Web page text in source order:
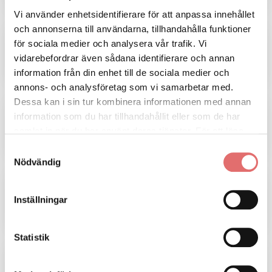
Vi använder enhetsidentifierare för att anpassa innehållet
och annonserna till användarna, tillhandahålla funktioner
för sociala medier och analysera vår trafik. Vi
vidarebefordrar även sådana identifierare och annan
information från din enhet till de sociala medier och
annons- och analysföretag som vi samarbetar med.
Dessa kan i sin tur kombinera informationen med annan
information som du har tillhandahållit eller som de har
mer här.
Nödvändig
Inställningar
Statistik
Vad kan jag få för hjälp vid en
vårdnadstvist?
Hur kommer vi överens när barnets
Är vårdnadstvister offentliga?